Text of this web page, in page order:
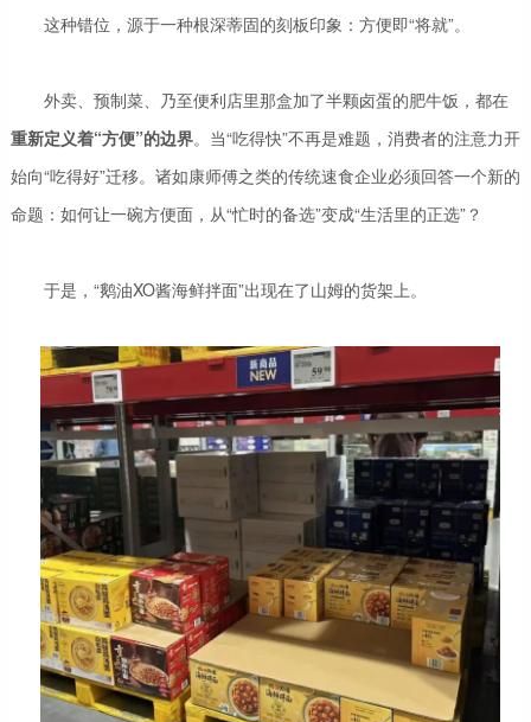
这种错位，源于一种根深蒂固的刻板印象：方便即“将就”。
外卖、预制菜、乃至便利店里那盒加了半颗卤蛋的肥牛饭，都在
重新定义着“方便”的边界。当“吃得快”不再是难题，消费者的注意力开
始向“吃得好”迁移。诸如康师傅之类的传统速食企业必须回答一个新的
命题：如何让一碗方便面，从“忙时的备选”变成“生活里的正选”？
于是，“鹅油XO酱海鲜拌面”出现在了山姆的货架上。